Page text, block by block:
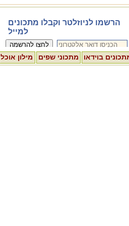
בוידאו מתכוני שפים מילון אוכל